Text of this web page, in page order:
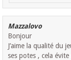
Mazzalovo
Bonjour
J’aime la qualité du
ses potes , cela